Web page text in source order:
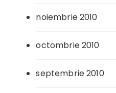
noiembrie 2010
octombrie 2010
septembrie 2010